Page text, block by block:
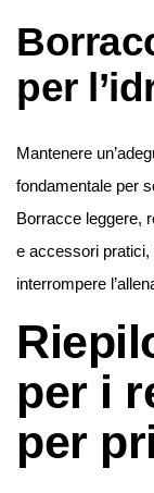
per
Mantenere
fondamentale per
Borracce leggere,
e accessori pratici,
interrompere
per i
per